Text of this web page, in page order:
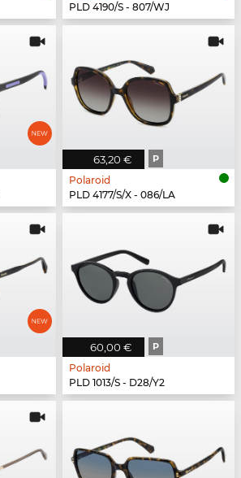
PLD 4190/S - 807/WJ
63,20 € P
Polaroid
PLD 4177/S/X - 086/LA
60,00 € P
Polaroid
PLD 1013/S - D28/Y2